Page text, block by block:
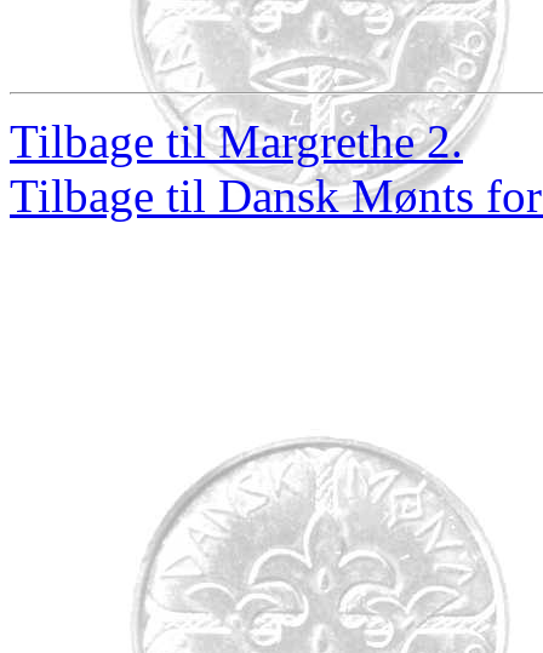
Tilbage til Margrethe 2.
Tilbage til Dansk Mønts